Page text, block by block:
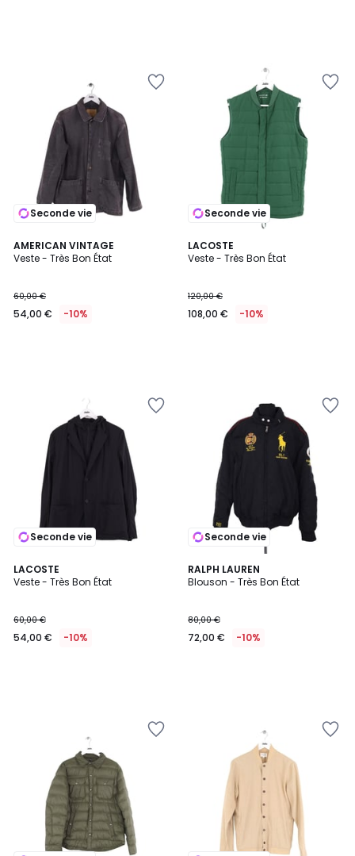
Seconde vie
AMERICAN VINTAGE
Veste - Très Bon État
60,00 €
54,00 € -10%
Seconde vie
LACOSTE
Veste - Très Bon État
120,00 €
108,00 € -10%
Seconde vie
LACOSTE
Veste - Très Bon État
60,00 €
54,00 € -10%
Seconde vie
RALPH LAUREN
Blouson - Très Bon État
80,00 €
72,00 € -10%